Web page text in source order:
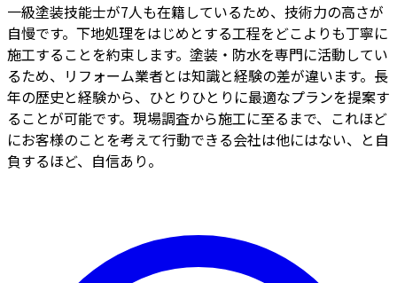
一級塗装技能士が7人も在籍しているため、技術力の高さが
自慢です。下地処理をはじめとする工程をどこよりも丁寧に
施工することを約束します。塗装・防水を専門に活動してい
るため、リフォーム業者とは知識と経験の差が違います。長
年の歴史と経験から、ひとりひとりに最適なプランを提案す
ることが可能です。現場調査から施工に至るまで、これほど
にお客様のことを考えて行動できる会社は他にはない、と自
負するほど、自信あり。